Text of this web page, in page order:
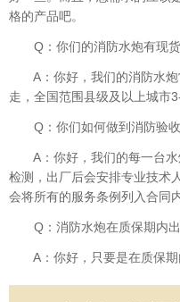
格的产品吧。
Q：你们的消防水炮有现货
A：你好，我们的消防水炮
走，全国范围县级及以上城市
Q：你们如何做到消防验收
A：你好，我们的每一台水
检测，出厂后会安排专业技术
会将所有的服务条例列入合同
Q：消防水炮在质保期内出
A：你好，只要是在质保期